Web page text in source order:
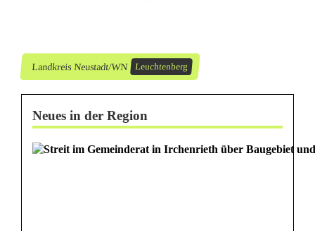
Landkreis Neustadt/WN Leuchtenberg
Neues in der Region